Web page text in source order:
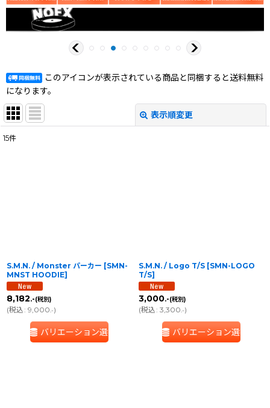
このアイコンが表示されている商品と同梱すると送料無料
になります。
表示順変更
15件
S.M.N. / Monster パーカー [SMN-
MNST HOODIE]
8,182.-(税別)
(税込: 9,000.-)
バリエーション選択
S.M.N. / Logo T/S [SMN-LOGO
T/S]
3,000.-(税別)
(税込: 3,300.-)
バリエーション選択